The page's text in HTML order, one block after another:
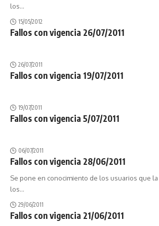
los…
15/05/2012
Fallos con vigencia 26/07/2011
26/07/2011
Fallos con vigencia 19/07/2011
19/07/2011
Fallos con vigencia 5/07/2011
06/07/2011
Fallos con vigencia 28/06/2011
Se pone en conocimiento de los usuarios que
los…
29/06/2011
Fallos con vigencia 21/06/2011